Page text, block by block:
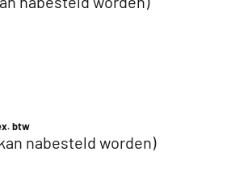
695,00
btw
nabesteld worden)